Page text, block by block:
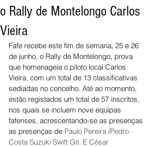
o Rally de Montelongo Carlos
Vieira
Fafe recebe este fim de semana, 25 e 26
de junho, o Rally de Montelongo, prova
que homenageia o piloto local Carlos
Vieira, com um total de 13 classificativas
sediadas no concelho. Até ao momento,
estão registados um total de 57 inscritos,
nos quais se incluem nove equipas
fafenses, acrescentando-se as presenças
as presenças de Paulo Pereira /Pedro
Costa Suzuki Swift Gti. E César